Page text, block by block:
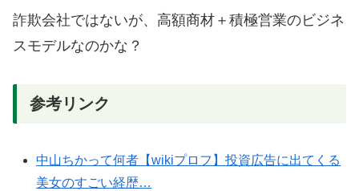
詐欺会社ではないが、高額商材＋積極営業のビジネ
スモデルなのかな？
参考リンク
中山ちかって何者【wikiプロフ】投資広告に出てくる
美女のすごい経歴…